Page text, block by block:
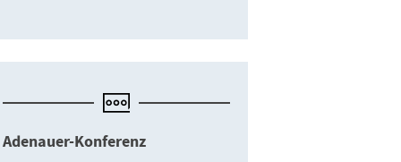
Adenauer-Konferenz